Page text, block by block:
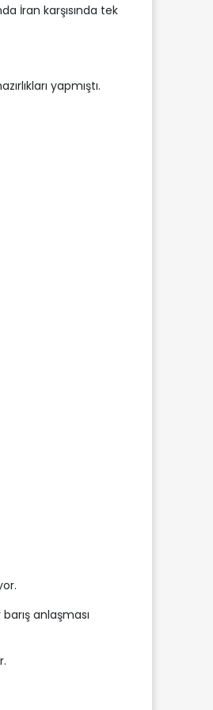
İran karşısında tek
yapmıştı.
anlaşması